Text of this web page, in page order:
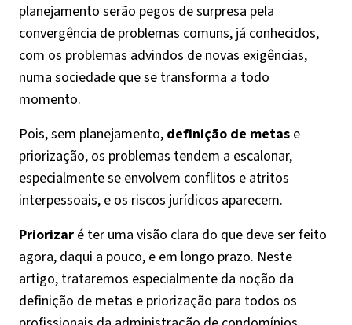
planejamento serão pegos de surpresa pela
convergência de problemas comuns, já conhecidos,
com os problemas advindos de novas exigências,
numa sociedade que se transforma a todo
momento.
Pois, sem planejamento, definição de metas e
priorização, os problemas tendem a escalonar,
especialmente se envolvem conflitos e atritos
interpessoais, e os riscos jurídicos aparecem.
Priorizar é ter uma visão clara do que deve ser feito
agora, daqui a pouco, e em longo prazo. Neste
artigo, trataremos especialmente da noção da
definição de metas e priorização para todos os